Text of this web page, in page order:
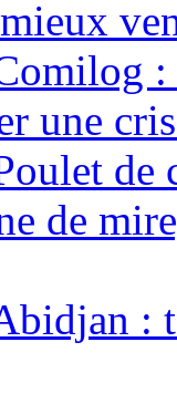
:
une
de
de
: